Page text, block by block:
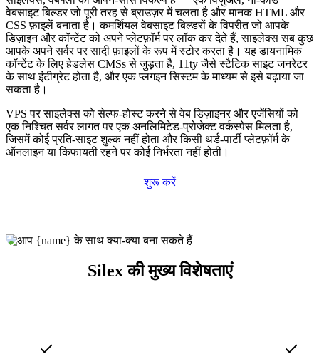
वेबसाइट बिल्डर जो पूरी तरह से ब्राउज़र में चलता है और मानक HTML और
CSS फ़ाइलें बनाता है। कमर्शियल वेबसाइट बिल्डरों के विपरीत जो आपके
डिज़ाइन और कॉन्टेंट को अपने प्लेटफ़ॉर्म पर लॉक कर देते हैं, साइलेक्स सब कुछ
आपके अपने सर्वर पर सादी फ़ाइलों के रूप में स्टोर करता है। यह डायनामिक
कॉन्टेंट के लिए हेडलेस CMSs से जुड़ता है, 11ty जैसे स्टैटिक साइट जनरेटर
के साथ इंटीग्रेट होता है, और एक प्लगइन सिस्टम के माध्यम से इसे बढ़ाया जा
सकता है।
VPS पर साइलेक्स को सेल्फ-होस्ट करने से वेब डिज़ाइनर और एजेंसियों को
एक निश्चित सर्वर लागत पर एक अनलिमिटेड-प्रोजेक्ट वर्कस्पेस मिलता है,
जिसमें कोई प्रति-साइट शुल्क नहीं होता और किसी थर्ड-पार्टी प्लेटफ़ॉर्म के
ऑनलाइन या किफायती रहने पर कोई निर्भरता नहीं होती।
शुरू करें
Silex की मुख्य विशेषताएं